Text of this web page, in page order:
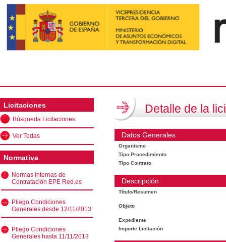
Licitaciones
Búsqueda Licitaciones
Ver Todas
Normativa
Normas Internas de
Contratación EPE Red.es
Pliego Condiciones
Generales desde 12/11/2013
Pliego Condiciones
Generales hasta 11/11/2013
Detalle de la
Datos Generales
Organismo
Tipo Procedimiento
Tipo Contrato
Descripción
Título/Resumen
Objeto
Expediente
Importe Licitación